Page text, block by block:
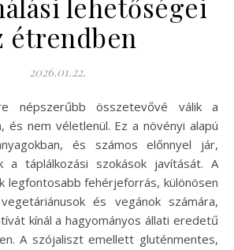
lehetőségei
étrendben
2026.01.22.
és nem véletlenül. Ez a növényi alapú
és számos előnnyel jár,
a táplálkozási szokások javítását. A
legfontosabb fehérjeforrás, különösen
és vegánok számára,
kínál a hagyományos állati eredetű
A szójaliszt emellett gluténmentes,